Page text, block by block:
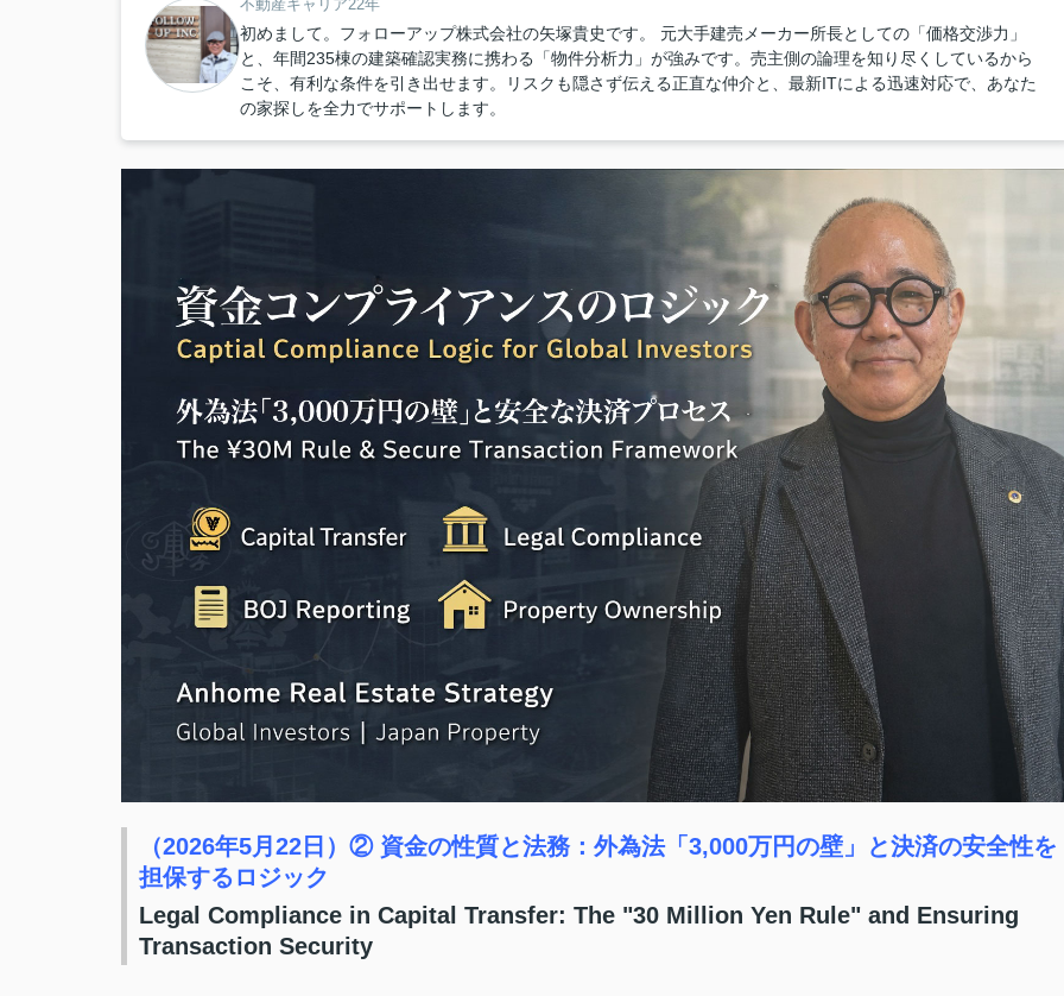
不動産キャリア22年
初めまして。フォローアップ株式会社の矢塚貴史です。 元大手建売メーカー所長としての「価格交渉力」
と、年間235棟の建築確認実務に携わる「物件分析力」が強みです。売主側の論理を知り尽くしているから
こそ、有利な条件を引き出せます。リスクも隠さず伝える正直な仲介と、最新ITによる迅速対応で、あなた
の家探しを全力でサポートします。
（2026年5月22日）② 資金の性質と法務：外為法「3,000万円の壁」と決済の安全性を
担保するロジック
Legal Compliance in Capital Transfer: The "30 Million Yen Rule" and Ensuring
Transaction Security